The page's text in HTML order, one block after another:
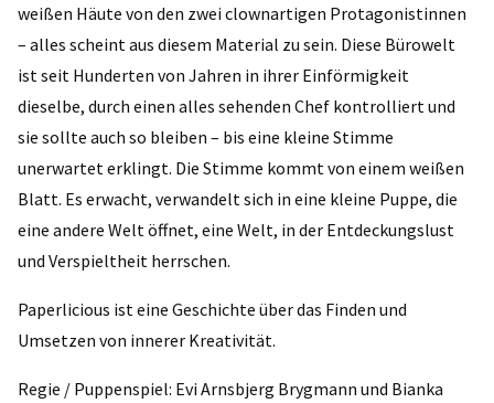
weißen Häute von den zwei clownartigen Protagonistinnen
– alles scheint aus diesem Material zu sein. Diese Bürowelt
ist seit Hunderten von Jahren in ihrer Einförmigkeit
dieselbe, durch einen alles sehenden Chef kontrolliert und
sie sollte auch so bleiben – bis eine kleine Stimme
unerwartet erklingt. Die Stimme kommt von einem weißen
Blatt. Es erwacht, verwandelt sich in eine kleine Puppe, die
eine andere Welt öffnet, eine Welt, in der Entdeckungslust
und Verspieltheit herrschen.
Paperlicious ist eine Geschichte über das Finden und
Umsetzen von innerer Kreativität.
Regie / Puppenspiel: Evi Arnsbjerg Brygmann und Bianka